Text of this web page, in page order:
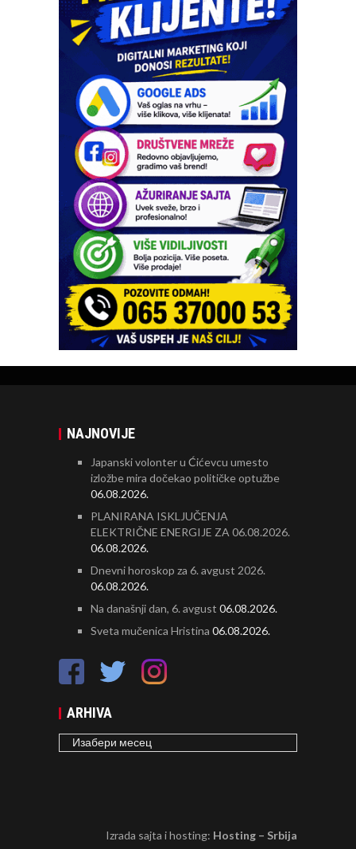
NAJNOVIJE
Japanski volonter u Ćićevcu umesto
izložbe mira dočekao političke optužbe
06.08.2026.
PLANIRANA ISKLJUČENJA
ELEKTRIČNE ENERGIJE ZA 06.08.2026.
06.08.2026.
Dnevni horoskop za 6. avgust 2026.
06.08.2026.
Na današnji dan, 6. avgust 06.08.2026.
Sveta mučenica Hristina 06.08.2026.
ARHIVA
ARHIVA
Izrada sajta i hosting: Hosting – Srbija